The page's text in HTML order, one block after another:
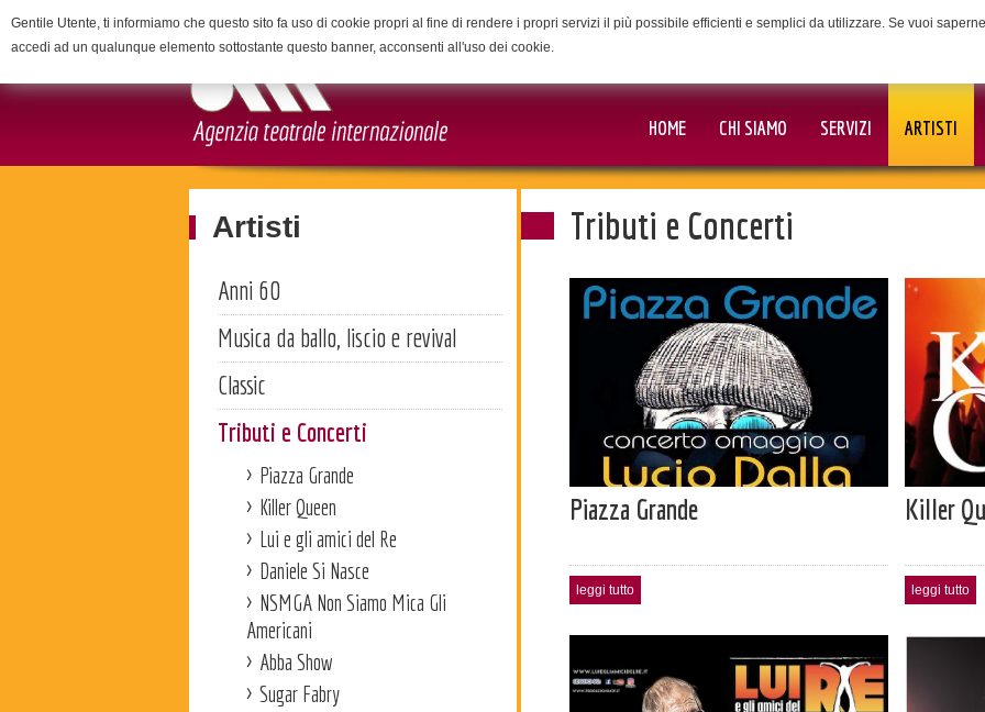
Gentile Utente, ti informiamo che questo sito fa uso di cookie propri al fine di rendere i propri servizi il più possibile efficienti e semplici da utilizzare. Se vuoi
accedi ad un qualunque elemento sottostante questo banner, acconsenti all'uso dei cookie.
HOME CHI SIAMO SERVIZI ARTISTI
Artisti
Anni 60
Musica da ballo, liscio e revival
Classic
Tributi e Concerti
Piazza Grande
Killer Queen
Lui e gli amici del Re
Daniele Si Nasce
NSMGA Non Siamo Mica Gli
Americani
Abba Show
Sugar Fabry
Tributi e Concerti
Piazza Grande
leggi tutto
Killer
leggi tutto